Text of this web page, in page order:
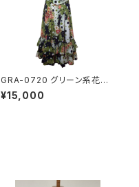
GRA-0720 グリーン系花柄
×水玉コンビツーピース
¥15,000